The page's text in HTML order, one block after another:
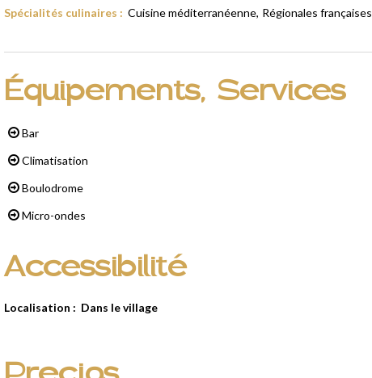
Spécialités culinaires : Cuisine méditerranéenne Régionales françaises
Équipements, Services
Bar
Climatisation
Boulodrome
Micro-ondes
Accessibilité
Localisation : Dans le village